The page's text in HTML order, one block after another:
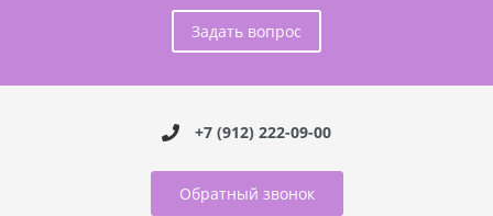
Задать вопрос
+7 (912) 222-09-00
Обратный звонок